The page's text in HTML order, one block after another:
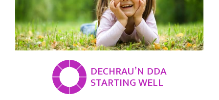
DECHRAU’N DDA
STARTING WELL